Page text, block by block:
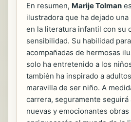
En resumen, Marije Tolman
ilustradora que ha dejado
en la literatura infantil con su
sensibilidad. Su habilidad
acompañadas de hermosas
solo ha entretenido a los
también ha inspirado a
maravilla de ser niño. A
carrera, seguramente seguirá
nuevas y emocionantes obras